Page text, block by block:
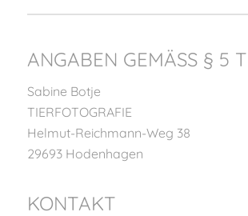
ANGABEN GEMÄSS § 5
Sabine Botje
TIERFOTOGRAFIE
Helmut-Reichmann-Weg 38
29693 Hodenhagen
KONTAKT